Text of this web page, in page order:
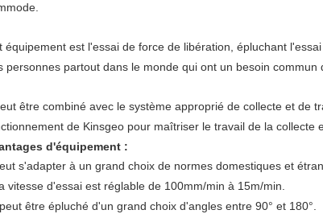
équipement est l'essai de force de libération, épluchant
personnes partout dans le monde qui ont un besoin commun
être combiné avec le système approprié de collecte et de
de Kinsgeo pour maîtriser le travail de la collecte
d'équipement :
s'adapter à un grand choix de normes domestiques et
vitesse d'essai est réglable de 100mm/min à 15m/min.
être épluché d'un grand choix d'angles entre 90° et 180°.